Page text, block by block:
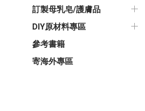
訂製母乳皂/護膚品
DIY原材料專區
參考書籍
寄海外專區